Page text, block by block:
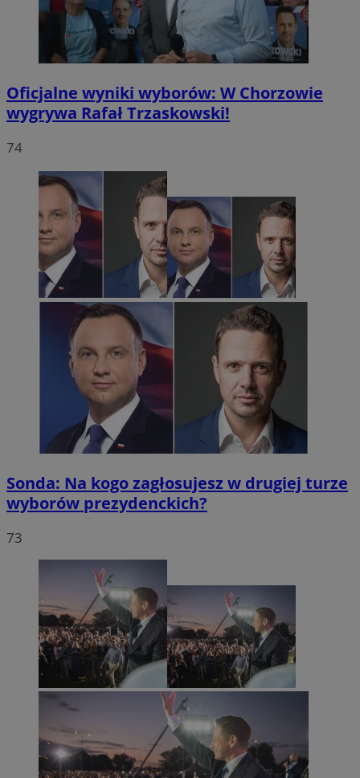
Oficjalne wyniki wyborów: W Chorzowie
wygrywa Rafał Trzaskowski!
74
Sonda: Na kogo zagłosujesz w drugiej turze
wyborów prezydenckich?
73